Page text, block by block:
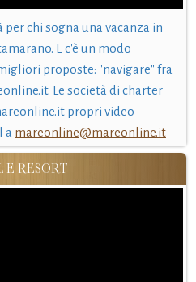
chi sogna una vacanza in
E c'è un modo
proposte: "navigare" fra
Le società di charter
propri video
a mareonline@mareonline.it
E RESORT